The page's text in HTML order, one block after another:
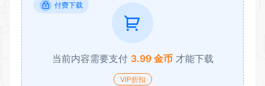
付费下载
当前内容需要支付 3.99 金币 才能下载
VIP折扣